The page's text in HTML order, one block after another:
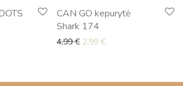
was: 6,99 €.
price is: 2,99 €.
CAN GO kepurytė
Shark 174
4,99€ Original price was: 4,99 €.
2,99 €